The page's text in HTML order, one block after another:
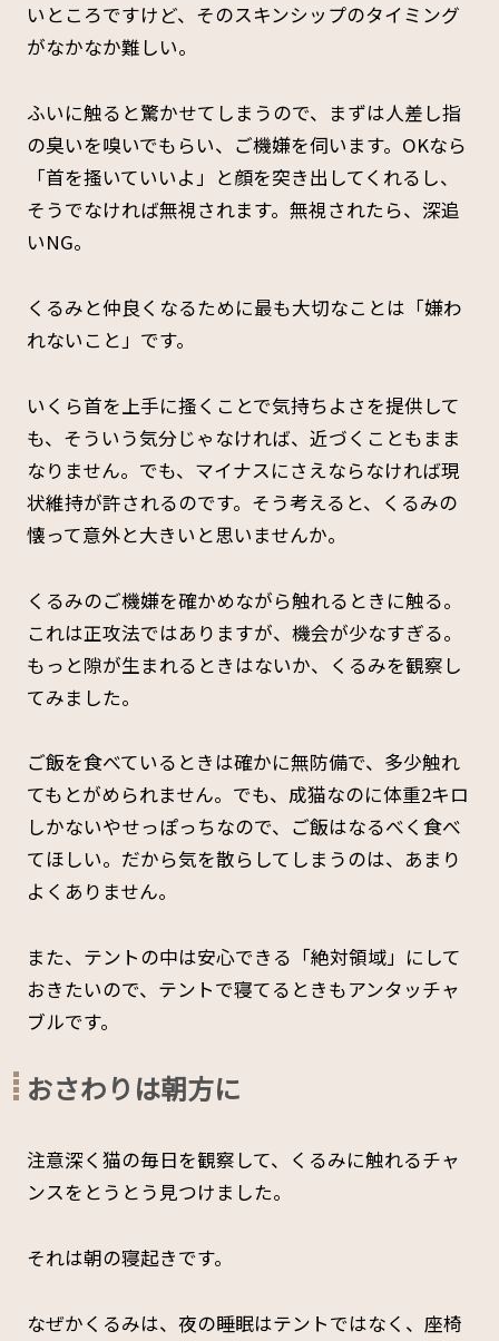
いところですけど、そのスキンシップのタイミング
がなかなか難しい。
ふいに触ると驚かせてしまうので、まずは人差し指
の臭いを嗅いでもらい、ご機嫌を伺います。OKなら
「首を搔いていいよ」と顔を突き出してくれるし、
そうでなければ無視されます。無視されたら、深追
いNG。
くるみと仲良くなるために最も大切なことは「嫌わ
れないこと」です。
いくら首を上手に搔くことで気持ちよさを提供して
も、そういう気分じゃなければ、近づくこともまま
なりません。でも、マイナスにさえならなければ現
状維持が許されるのです。そう考えると、くるみの
懐って意外と大きいと思いませんか。
くるみのご機嫌を確かめながら触れるときに触る。
これは正攻法ではありますが、機会が少なすぎる。
もっと隙が生まれるときはないか、くるみを観察し
てみました。
ご飯を食べているときは確かに無防備で、多少触れ
てもとがめられません。でも、成猫なのに体重2キロ
しかないやせっぽっちなので、ご飯はなるべく食べ
てほしい。だから気を散らしてしまうのは、あまり
よくありません。
また、テントの中は安心できる「絶対領域」にして
おきたいので、テントで寝てるときもアンタッチャ
ブルです。
おさわりは朝方に
注意深く猫の毎日を観察して、くるみに触れるチャ
ンスをとうとう見つけました。
それは朝の寝起きです。
なぜかくるみは、夜の睡眠はテントではなく、座椅